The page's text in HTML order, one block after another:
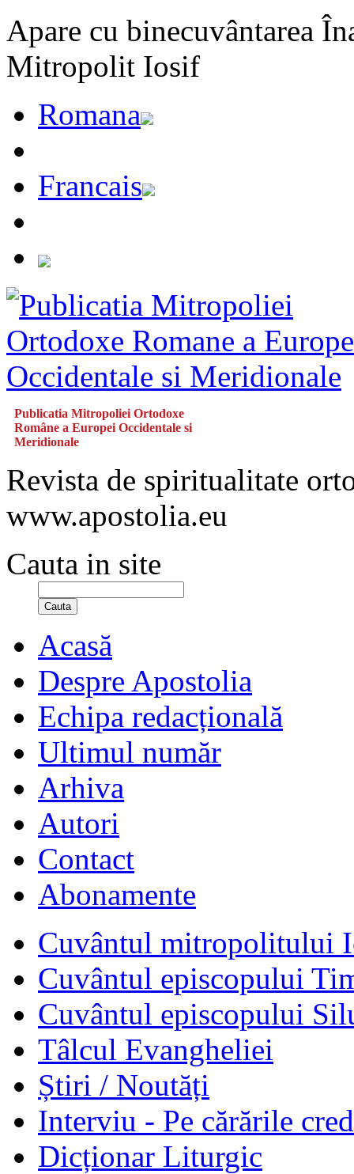
Apare cu binecuvântarea
Mitropolit Iosif
Romana
Francais
Publicatia Mitropoliei Ortodoxe
Române a Europei Occidentale si
Meridionale
Revista de spiritualitate
www.apostolia.eu
Cauta in site
Cauta
Acasă
Despre Apostolia
Echipa redacțională
Ultimul număr
Arhiva
Autori
Contact
Abonamente
Cuvântul mitropolitului
Cuvântul episcopului
Cuvântul episcopului
Tâlcul Evangheliei
Știri / Noutăți
Interviu - Pe cărările
Dicționar Liturgic